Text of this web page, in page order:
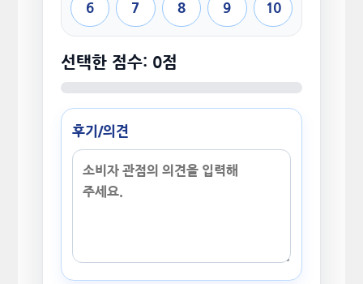
6 7 8 9 10
선택한 점수: 0점
후기/의견